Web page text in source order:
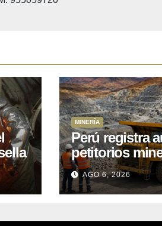
MINERÍA
Perú registra
petitorios
liberación de
mil
explorar
AGO 6, 2026